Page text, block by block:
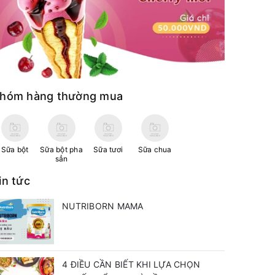
hàng thường mua
Sữa bột
Sữa bột pha
sẳn
Sữa tươi Sữa chua
tức
NUTRIBORN MAMA
4 ĐIỀU CẦN BIẾT KHI LỰA CHỌN